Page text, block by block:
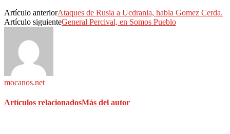
Artículo anteriorAtaques de Rusia a Ucdrania, habla Gomez Cerda.
Artículo siguienteGeneral Percival, en Somos Pueblo
mocanos.net
Artículos relacionadosMás del autor